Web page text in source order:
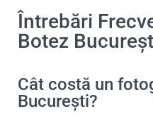
Întrebări
Botez
Cât costă un
București?